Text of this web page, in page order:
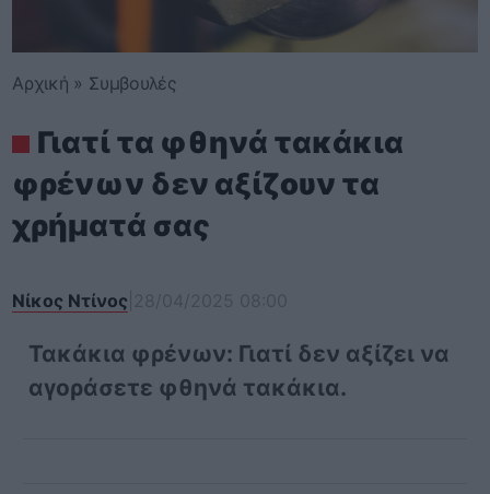
Αρχική » Συμβουλές
Γιατί τα φθηνά τακάκια
φρένων δεν αξίζουν τα
χρήματά σας
Νίκος Ντίνος
Τακάκια φρένων: Γιατί δεν αξίζει να
αγοράσετε φθηνά τακάκια.